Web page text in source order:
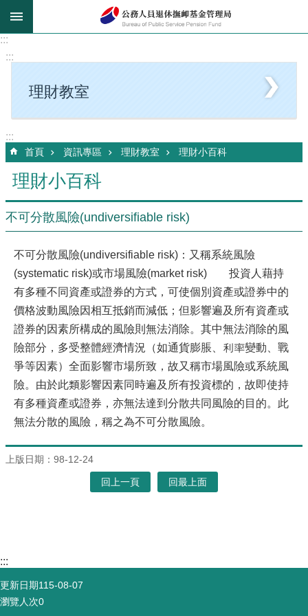
跳到主要內容區塊
:::
:::
理財教室
:::
首頁 資訊專區 理財教室 理財小百科
理財小百科
不可分散風險(undiversifiable risk)
不可分散風險(undiversifiable risk)：又稱系統風險
(systematic risk)或市場風險(market risk) 投資人藉持
有多種不同資產或證券的方式，可使個別資產或證券中的
價格波動風險因相互抵銷而減低；但影響遍及所有資產或
證券的因素所構成的風險則無法消除。其中無法消除的風
險部分，多受整體經濟情況（如通貨膨脹、利率變動、戰
爭等因素）全面影響市場所致，故又稱市場風險或系統風
險。由於此類影響因素同時遍及所有投資標的，故即使持
有多種資產或證券，亦無法達到分散共同風險的目的。此
無法分散的風險，稱之為不可分散風險。
上版日期：98-12-24
回上一頁 回最上面
:::
更新日期115-08-07
瀏覽人次0